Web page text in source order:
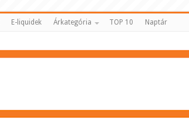
E-liquidek Árkategória TOP 10 Naptár